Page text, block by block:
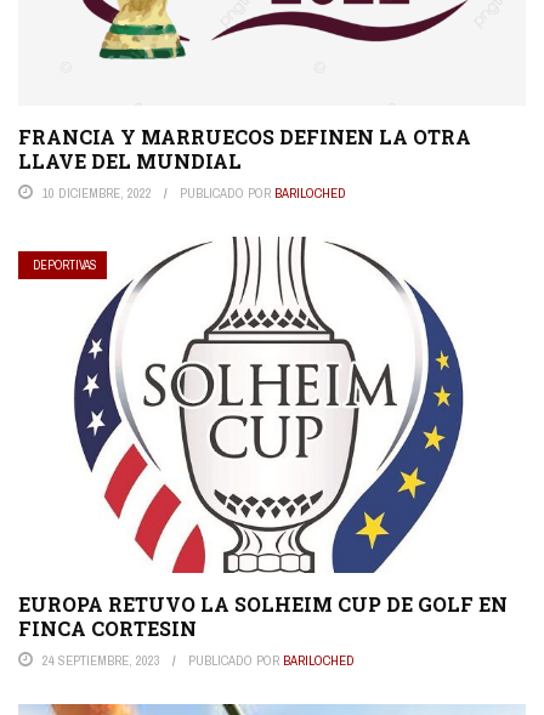
FRANCIA Y MARRUECOS DEFINEN LA OTRA
LLAVE DEL MUNDIAL
10 DICIEMBRE, 2022 PUBLICADO POR BARILOCHED
DEPORTIVAS
EUROPA RETUVO LA SOLHEIM CUP DE GOLF EN
FINCA CORTESIN
24 SEPTIEMBRE, 2023 PUBLICADO POR BARILOCHED